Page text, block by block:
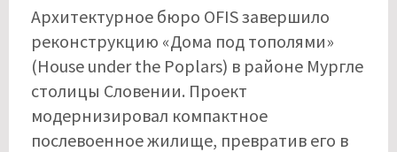
Архитектурное бюро OFIS завершило
реконструкцию «Дома под тополями»
(House under the Poplars) в районе Мургле
столицы Словении. Проект
модернизировал компактное
послевоенное жилище, превратив его в